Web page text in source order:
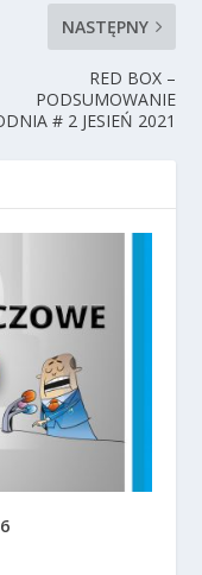
NASTĘPNY
RED BOX –
PODSUMOWANIE
# 2 JESIEŃ 2021